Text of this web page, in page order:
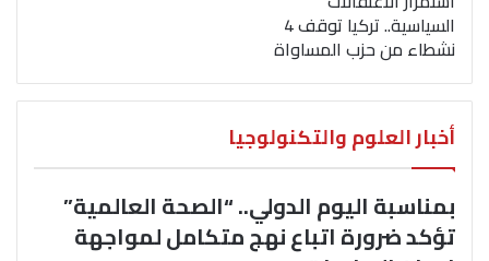
السياسية.. تركيا توقف 4
نشطاء من حزب المساواة
أخبار العلوم والتكنولوجيا
بمناسبة اليوم الدولي.. “الصحة العالمية”
تؤكد ضرورة اتباع نهج متكامل لمواجهة